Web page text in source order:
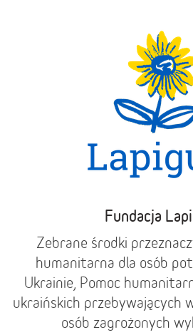
Fundacja
Zebrane środki
humanitarna dla osób
Ukrainie, Pomoc
ukraińskich przebywających
osób zagrożonych